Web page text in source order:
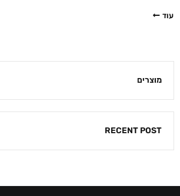
עוד
מוצרים
RECENT POST